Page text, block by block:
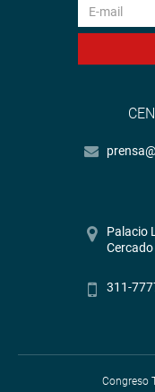
Palacio
311-
Congreso